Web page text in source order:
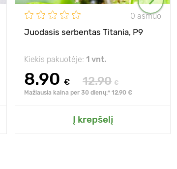
0 asmuo
Juodasis serbentas Titania, Р9
Kiekis pakuotėje: 1 vnt.
8.90 € 12.90 €
Mažiausia kaina per 30 dienų:* 12.90 €
Į krepšelį